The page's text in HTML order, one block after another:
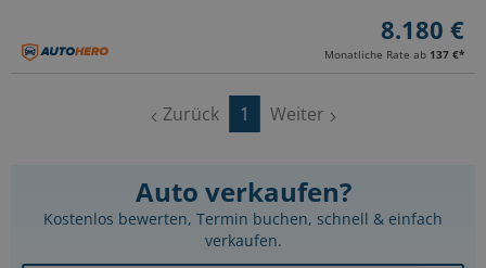
8.180 €
Monatliche Rate ab 137 €*
Zurück 1 Weiter
Auto verkaufen?
Kostenlos bewerten, Termin buchen, schnell & einfach
verkaufen.